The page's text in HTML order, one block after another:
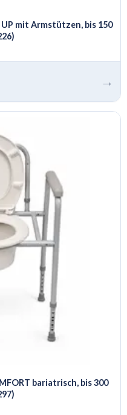
mit Armstützen, bis 150
→
bariatrisch, bis 300